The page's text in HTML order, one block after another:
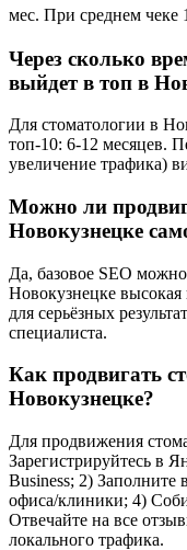
мес. При среднем чеке
Через сколько
выйдет в топ в
Для стоматологии в
топ-10: 6-12 месяцев.
увеличение трафика)
Можно ли
Новокузнецке
Да, базовое SEO
Новокузнецке
для серьёзных
специалиста.
Как продвигать
Новокузнецке?
Для продвижения
Зарегистрируйтесь в
Business; 2) Заполните
офиса/клиники; 4)
Отвечайте на все
локального трафика.